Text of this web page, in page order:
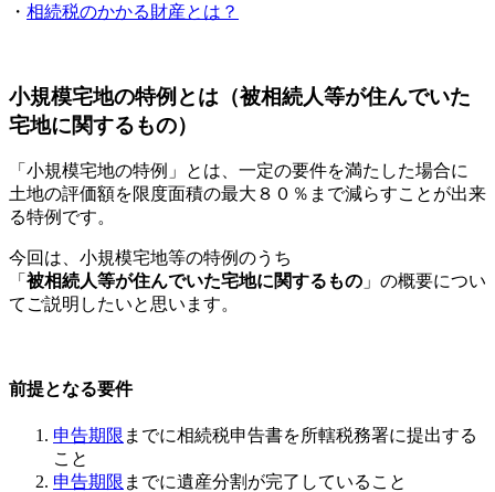
・ 相続税のかかる財産とは？
小規模宅地の特例とは（被相続人等が住んでいた
宅地に関するもの）
「小規模宅地の特例」とは、一定の要件を満たした場合に
土地の評価額を限度面積の最大８０％まで減らすことが出来
る特例です。
今回は、小規模宅地等の特例のうち
「 被相続人等が住んでいた宅地に関するもの 」の概要につい
てご説明したいと思います。
前提となる要件
申告期限 までに相続税申告書を所轄税務署に提出する
こと
申告期限 までに遺産分割が完了していること